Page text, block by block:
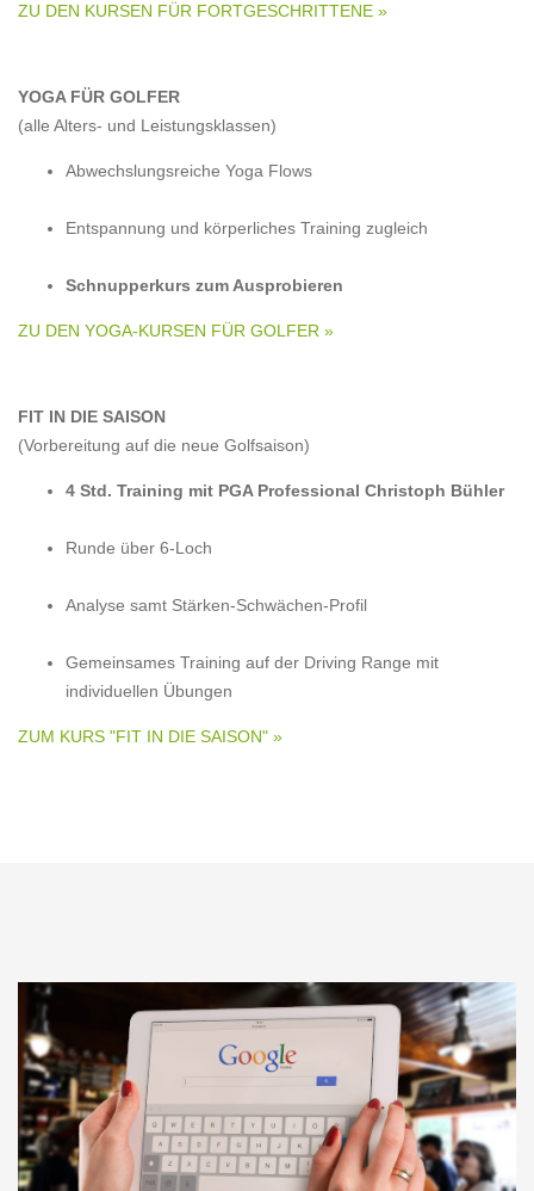
ZU DEN KURSEN FÜR FORTGESCHRITTENE »
YOGA FÜR GOLFER
(alle Alters- und Leistungsklassen)
Abwechslungsreiche Yoga Flows
Entspannung und körperliches Training zugleich
Schnupperkurs zum Ausprobieren
ZU DEN YOGA-KURSEN FÜR GOLFER »
FIT IN DIE SAISON
(Vorbereitung auf die neue Golfsaison)
4 Std. Training mit PGA Professional Christoph Bühler
Runde über 6-Loch
Analyse samt Stärken-Schwächen-Profil
Gemeinsames Training auf der Driving Range mit
individuellen Übungen
ZUM KURS "FIT IN DIE SAISON" »